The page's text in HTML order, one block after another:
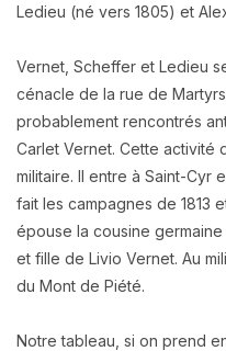
Ledieu (né vers 1805) et
Vernet, Scheffer et Ledieu
cénacle de la rue de
probablement rencontrés
Carlet Vernet. Cette activité
militaire. Il entre à Saint-Cyr
fait les campagnes de 1813
épouse la cousine
et fille de Livio Vernet. Au
du Mont de Piété.
Notre tableau, si on prend